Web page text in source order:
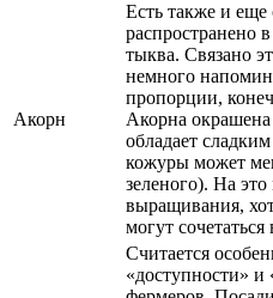
Акорн
Есть также и еще
распространено
тыква. Связано
немного
пропорции,
Акорна
обладает
кожуры может
зеленого). На
выращивания,
могут
Считается
«доступности» и